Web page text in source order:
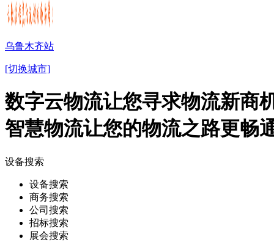
乌鲁木齐站
[切换城市]
数字云物流让您寻求物流新商
智慧物流让您的物流之路更畅
设备搜索
设备搜索
商务搜索
公司搜索
招标搜索
展会搜索